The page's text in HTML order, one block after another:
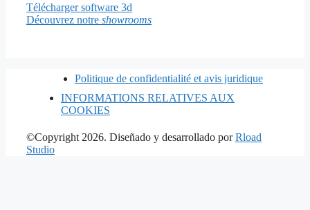
Télécharger software 3d
Découvrez notre showrooms
Politique de confidentialité et avis juridique
INFORMATIONS RELATIVES AUX
COOKIES
©Copyright 2026. Diseñado y desarrollado porRload
Studio